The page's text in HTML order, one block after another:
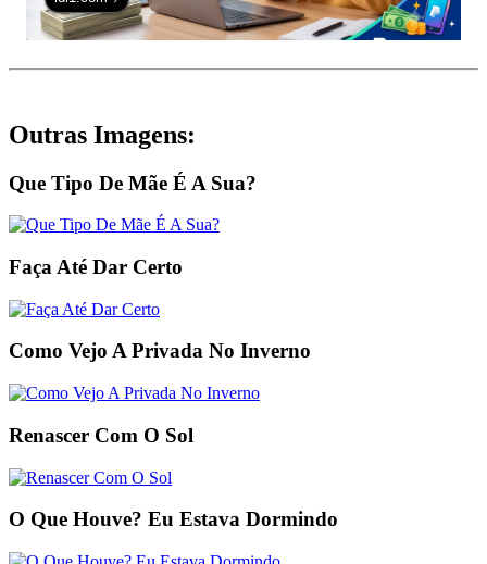
Outras Imagens:
Que Tipo De Mãe É A Sua?
Faça Até Dar Certo
Como Vejo A Privada No Inverno
Renascer Com O Sol
O Que Houve? Eu Estava Dormindo